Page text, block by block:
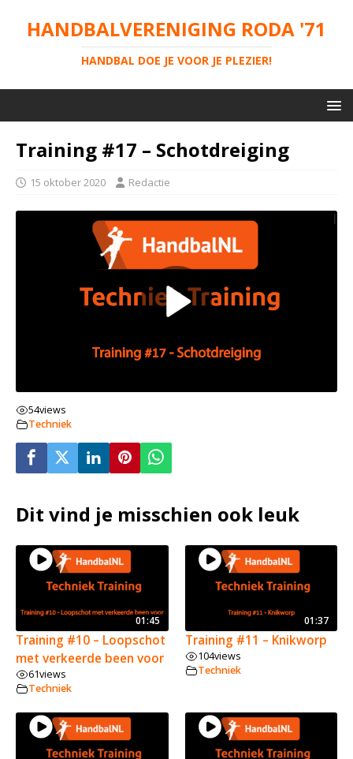
HANDBALVERENIGING RODA '71
HANDBAL DOE JE VOOR JE PLEZIER!
Training #17 – Schotdreiging
15 oktober 2020 Redactie
54views
Techniek
Dit vind je misschien ook leuk
01:45
Training #10 – Loopschot
met verkeerde been voor
61views
Techniek
01:37
Training #11 – Knikworp
104views
Techniek